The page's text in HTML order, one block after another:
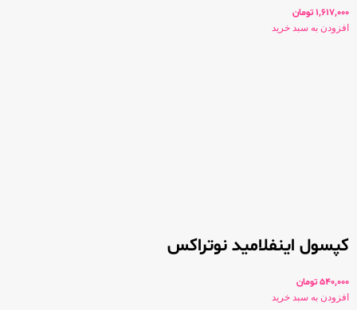
1,617,000 تومان
افزودن به سبد خرید
کپسول اینفلامید نوتراکس
540,000تومان
افزودن به سبد خرید